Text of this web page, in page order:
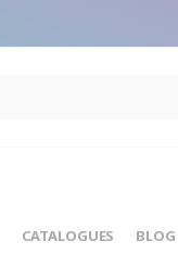
CATALOGUES BLOG